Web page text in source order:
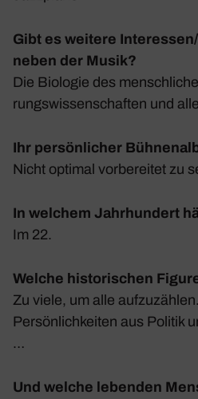
Gibt es weitere
neben der Musik?
Die Biologie des
rungs­wis­sen­schaften und
Ihr persönlicher
Nicht optimal vorbe­reitet zu
In welchem Jahrhundert
Im 22.
Welche historischen
Zu viele, um alle
Persön­lich­keiten aus Politik
…
Und welche lebenden